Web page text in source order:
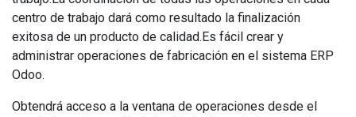
centro de trabajo dará como resultado la finalización
exitosa de un producto de calidad.Es fácil crear y
administrar operaciones de fabricación en el sistema ERP
Odoo.
Obtendrá acceso a la ventana de operaciones desde el